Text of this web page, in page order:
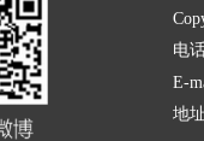
电
E-
地